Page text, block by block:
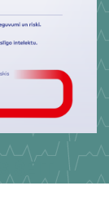
ŠEIT